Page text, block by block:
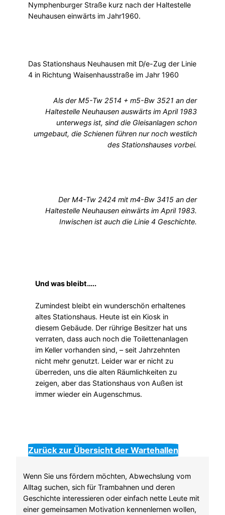
Nymphenburger Straße kurz nach der Haltestelle
Neuhausen einwärts im Jahr1960.
Das Stationshaus Neuhausen mit D/e-Zug der Linie
4 in Richtung Waisenhausstraße im Jahr 1960
Als der M5-Tw 2514 + m5-Bw 3521 an der
Haltestelle Neuhausen auswärts im April 1983
unterwegs ist, sind die Gleisanlagen schon
umgebaut, die Schienen führen nur noch westlich
des Stationshauses vorbei.
Der M4-Tw 2424 mit m4-Bw 3415 an der
Haltestelle Neuhausen einwärts im April 1983.
Inwischen ist auch die Linie 4 Geschichte.
Und was bleibt…..
Zumindest bleibt ein wunderschön erhaltenes
altes Stationshaus. Heute ist ein Kiosk in
diesem Gebäude. Der rührige Besitzer hat uns
verraten, dass auch noch die Toilettenanlagen
im Keller vorhanden sind, – seit Jahrzehnten
nicht mehr genutzt. Leider war er nicht zu
überreden, uns die alten Räumlichkeiten zu
zeigen, aber das Stationshaus von Außen ist
immer wieder ein Augenschmus.
Zurück zur Übersicht der Wartehallen
Wenn Sie uns fördern möchten, Abwechslung vom
Alltag suchen, sich für Trambahnen und deren
Geschichte interessieren oder einfach nette Leute mit
einer gemeinsamen Motivation kennenlernen wollen,